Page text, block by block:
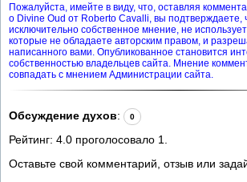
Пожалуйста, имейте в виду, что, оставляя
о Divine Oud от Roberto Cavalli, вы подтверждаете,
исключительно собственное мнение, не
которые не обладаете авторским правом, и
написанного вами. Опубликованное становится
собственностью владельцев сайта. Мнение
совпадать с мнением Администрации сайта.
Обсуждение духов: 0
Рейтинг: 4.0 проголосовало 1
Оставьте свой комментарий, отзыв или